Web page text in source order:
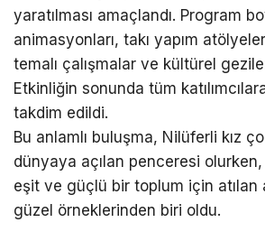
yaratılması amaçlandı. Program
animasyonları, takı yapım
temalı çalışmalar ve kültürel
Etkinliğin sonunda tüm
takdim edildi.
Bu anlamlı buluşma, Nilüferli kız
dünyaya açılan penceresi
eşit ve güçlü bir toplum için atılan
güzel örneklerinden biri oldu.